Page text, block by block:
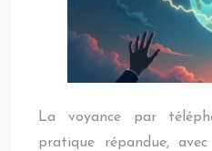
La voyance par
pratique répandue,